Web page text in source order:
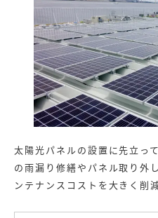
太陽光パネルの設置に先立っ
の雨漏り修繕やパネル取り外
ンテナンスコストを大きく削